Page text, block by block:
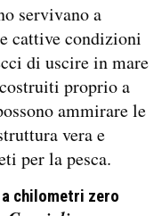
servivano a
cattive condizioni
di uscire in mare
proprio a
ammirare le
vera e
per la pesca.
chilometri zero